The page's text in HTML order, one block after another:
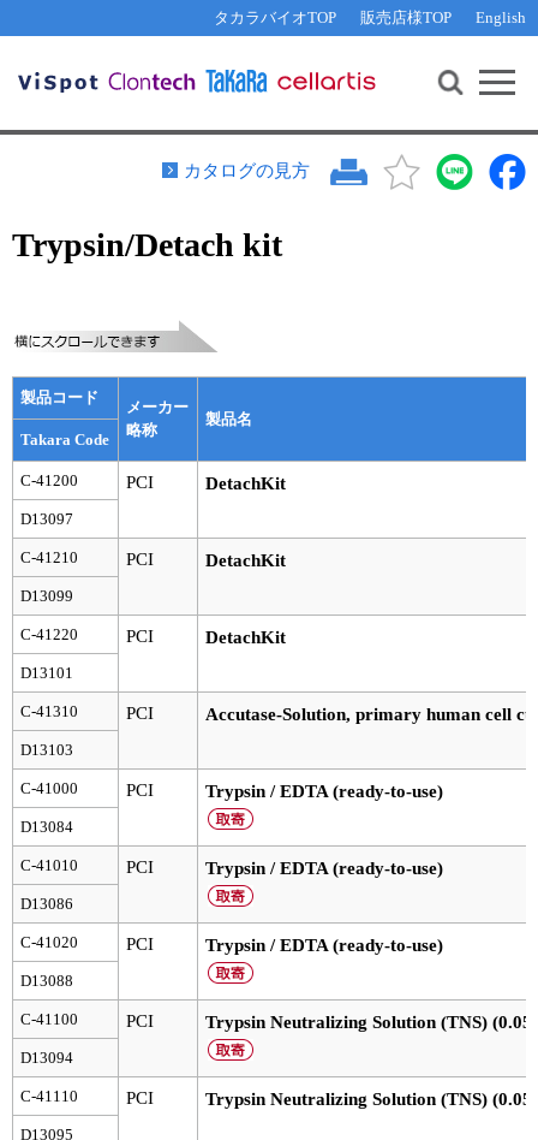
タカラバイオTOP 販売店様TOP English
機能解析・サイレンシング
PCR・等温増幅
装置・ソフトウェア
サンプル請求
その他 ライセンスに関するご相談
遺伝子組換え生物該当製品
研究支援ツール
Cut-Site Navigator 制限酵素切断サイトの検索
In-Fusion Cloning プライマー設計
抗体検索サイト
プライマー・プローブ検索・注文
機器ソフトウェア・ベクター配列ダウンロード
実験ガイド
リアルタイムPCR実験ガイド
遺伝子検査ガイド（食品・水質・家畜他）
NGSポータルサイト
幹細胞・再生医療研究ガイド
クローニング実験ガイド
エピジェネティクス実験ガイド
RNAi実験ガイド
アプリケーションノート
プロトコール集
ユーザーズボイス集
お問い合わせ WEB会員登録
カタログの見方
Trypsin/Detach kit
製品コード
メーカー
略称
製品名
Takara Code
C-41200 PCI DetachKit
D13097
C-41210 PCI DetachKit
D13099
C-41220 PCI DetachKit
D13101
C-41310 PCI Accutase-Solution, primary human cell
D13103
C-41000 PCI Trypsin / EDTA (ready-to-use)
D13084
C-41010 PCI Trypsin / EDTA (ready-to-use)
D13086
C-41020 PCI Trypsin / EDTA (ready-to-use)
D13088
C-41100 PCI Trypsin Neutralizing Solution (TNS)
D13094
C-41110 PCI Trypsin Neutralizing Solution (TNS)
D13095